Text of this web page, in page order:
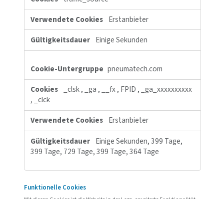
364 Tage, 364 Tage
fpc, x-ms-gateway-slice, buid,
stsservicecookie, esctx-xxxxxxxxxx, esctx
Drittanbieter
29 Tage, Sitzung, 29
Sitzung, Sitzung, Sitzung
Leistungs-Cookies